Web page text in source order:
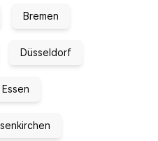
Bremen
Düsseldorf
Essen